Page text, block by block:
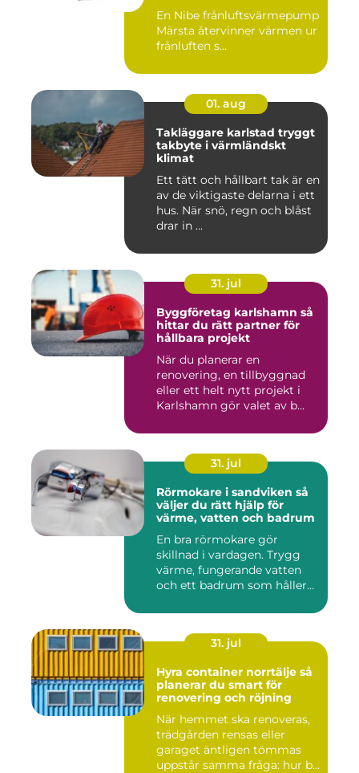
En Nibe frånluftsvärmepump
Märsta återvinner värmen ur
frånluften s...
01. aug
Takläggare karlstad tryggt
takbyte i värmländskt
klimat
Ett tätt och hållbart tak är en
av de viktigaste delarna i ett
hus. När snö, regn och blåst
drar in ...
31. jul
Byggföretag karlshamn så
hittar du rätt partner för
hållbara projekt
När du planerar en
renovering, en tillbyggnad
eller ett helt nytt projekt i
Karlshamn gör valet av b...
31. jul
Rörmokare i sandviken så
väljer du rätt hjälp för
värme, vatten och badrum
En bra rörmokare gör
skillnad i vardagen. Trygg
värme, fungerande vatten
och ett badrum som håller
31. jul
Hyra container norrtälje så
planerar du smart för
renovering och röjning
När hemmet ska renoveras,
trädgården rensas eller
garaget äntligen tömmas
uppstår samma fråga: hur b...